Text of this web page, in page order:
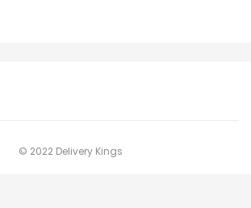
© 2022 Delivery Kings